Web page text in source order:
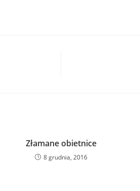
Złamane obietnice
8 grudnia, 2016